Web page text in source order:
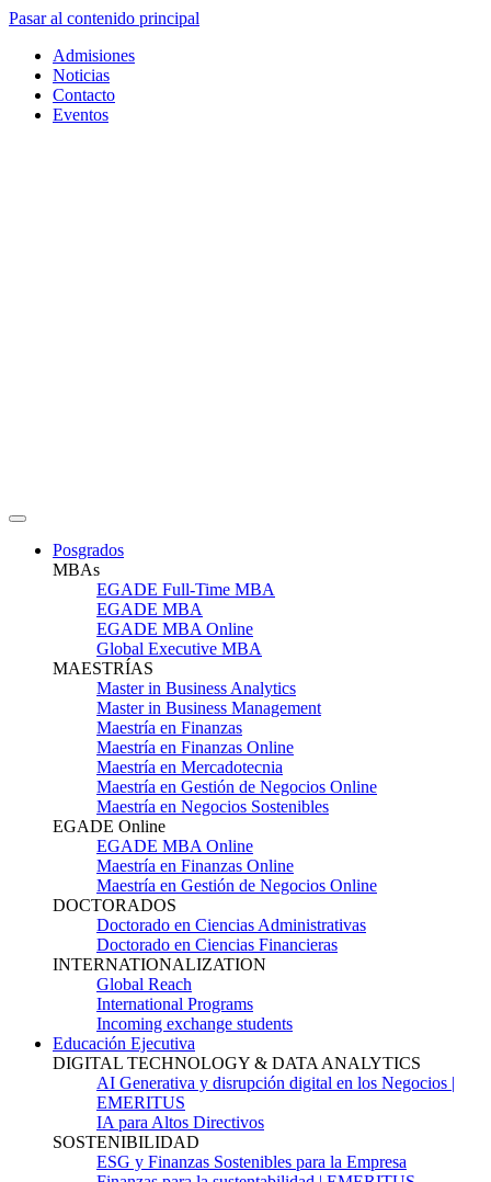
Pasar al contenido principal
Admisiones
Noticias
Contacto
Eventos
Posgrados
MBAs
EGADE Full-Time MBA
EGADE MBA
EGADE MBA Online
Global Executive MBA
MAESTRÍAS
Master in Business Analytics
Master in Business Management
Maestría en Finanzas
Maestría en Finanzas Online
Maestría en Mercadotecnia
Maestría en Gestión de Negocios Online
Maestría en Negocios Sostenibles
EGADE Online
EGADE MBA Online
Maestría en Finanzas Online
Maestría en Gestión de Negocios Online
DOCTORADOS
Doctorado en Ciencias Administrativas
Doctorado en Ciencias Financieras
INTERNATIONALIZATION
Global Reach
International Programs
Incoming exchange students
Educación Ejecutiva
DIGITAL TECHNOLOGY & DATA ANALYTICS
AI Generativa y disrupción digital en los Negocios |
EMERITUS
IA para Altos Directivos
SOSTENIBILIDAD
ESG y Finanzas Sostenibles para la Empresa